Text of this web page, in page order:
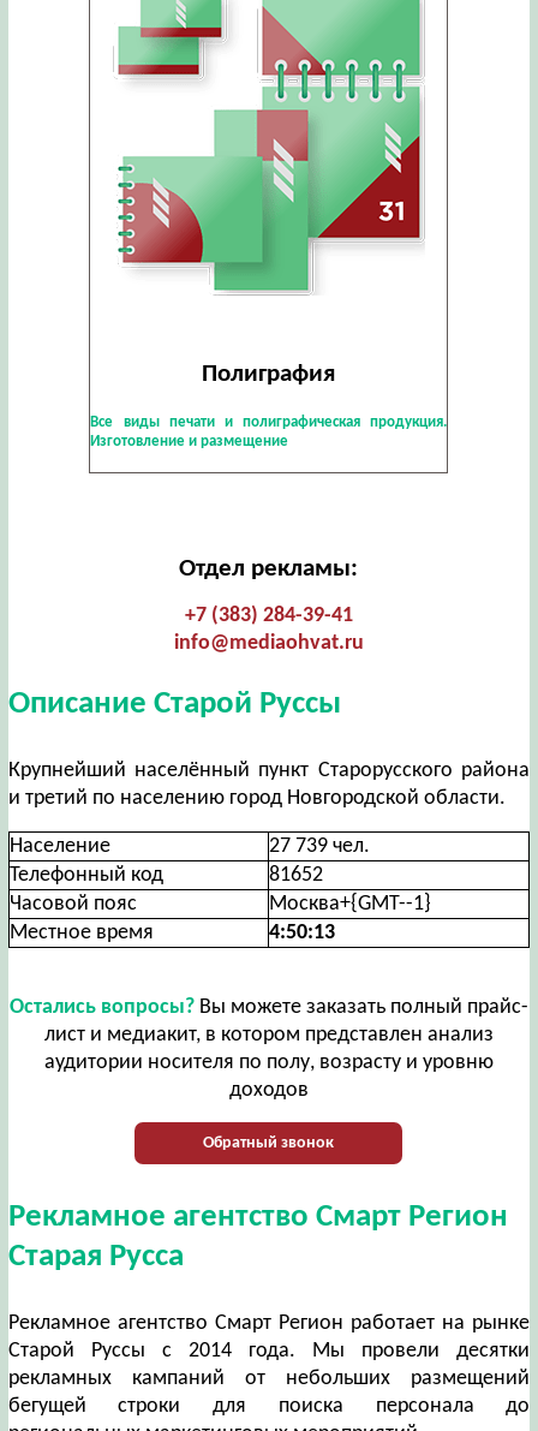
Полиграфия
Все виды печати и полиграфическая продукция.
Изготовление и размещение
Отдел рекламы:
+7 (383) 284-39-41
info@mediaohvat.ru
Описание Старой Руссы
Крупнейший населённый пункт Старорусского района
и третий по населению город Новгородской области.
Население
27 739 чел.
Телефонный код
81652
Часовой пояс
Москва+{GMT--1}
Местное время
4:50:14
Остались вопросы?Вы можете заказать полный прайс-
лист и медиакит, в котором представлен анализ
аудитории носителя по полу, возрасту и уровню
доходов
Обратный звонок
Рекламное агентство Смарт Регион
Старая Русса
Рекламное агентство Смарт Регион работает на рынке
Старой Руссы с 2014 года. Мы провели десятки
рекламных кампаний от небольших размещений
бегущей строки для поиска персонала до